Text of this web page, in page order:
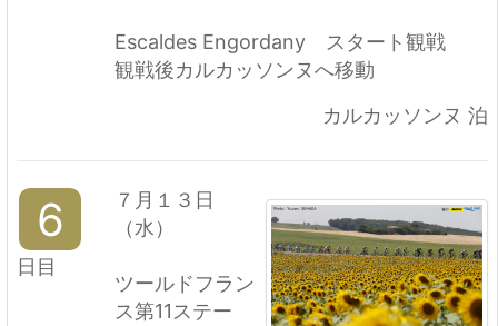
Escaldes Engordany スタート観戦
観戦後カルカッソンヌへ移動
カルカッソンヌ 泊
6
日目
７月１３日
（水）
ツールドフラン
ス第11ステー